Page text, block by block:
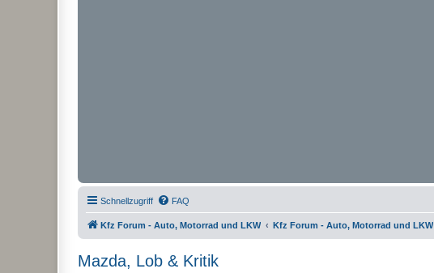
Schnellzugriff FAQ
Kfz Forum - Auto, Motorrad und LKW Kfz Forum - Auto, Motorrad und LKW
Mazda, Lob & Kritik